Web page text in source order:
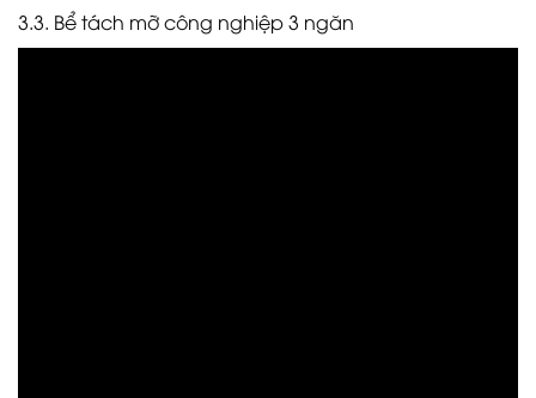
3.3. Bể tách mỡ công nghiệp 3 ngăn